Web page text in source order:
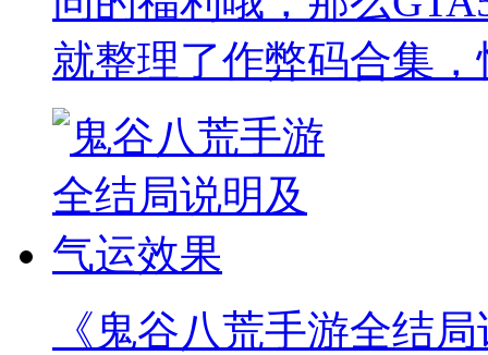
就整理了作弊码合集
《鬼谷八荒手游全结